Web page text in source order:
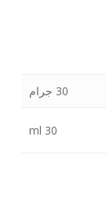
30 جرام
30 ml